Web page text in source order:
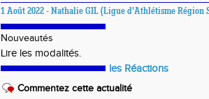
1 Août 2022 - Nathalie GIL (Ligue d'Athlétisme Région
Nouveautés
Lire les modalités.
les Réactions
Commentez cette actualité